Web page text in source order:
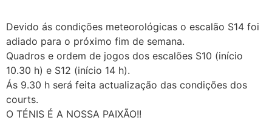
Devido ás condições meteorológicas o escalão S14 foi
adiado para o próximo fim de semana.
Quadros e ordem de jogos dos escalões S10 (início
10.30 h) e S12 (início 14 h).
Ás 9.30 h será feita actualização das condições dos
courts.
O TÉNIS É A NOSSA PAIXÃO!!